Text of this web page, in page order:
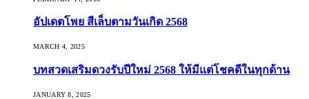
อัปเดตโพย สีเล็บตามวันเกิด 2568
MARCH 4, 2025
บทสวดเสริมดวงรับปีใหม่ 2568 ให้มีแต่โชคดีในทุกด้าน
JANUARY 8, 2025